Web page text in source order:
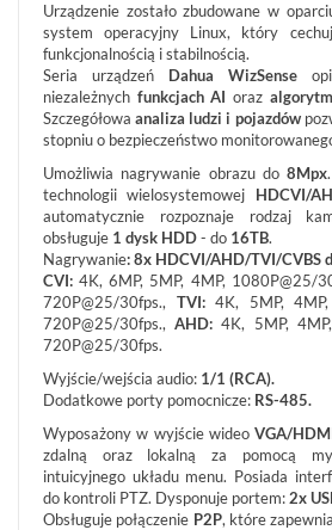
DOSTĘPU
INTELIGENTNY
BUDYNEK
SIECI
LAN,
WLAN
ZASILANIE,
TRANSMISJA,
UPS-
Y
AKCESORIA
WIEŻE
MOBILNE
LICENCJE
BCS
MANAGER
ZESTAWY
WYPRZEDAŻ
(29)
NOWOŚCI
Urządzenie zostało zbudowane w
system operacyjny Linux, który
funkcjonalnością i stabilnością.
Seria urządzeń Dahua WizSense
niezależnych funkcjach AI oraz
Szczegółowa analiza ludzi i pojazdów
stopniu o bezpieczeństwo
Umożliwia nagrywanie obrazu do8Mpx
technologii wielosystemowej HDCVI/
automatycznie rozpoznaje rodzaj
obsługuje 1 dysk HDD- do 16TB.
Nagrywanie: 8x HDCVI/AHD/TVI/CVBS
CVI: 4K, 6MP, 5MP, 4MP, 1080P@25/
720P@25/30fps., TVI: 4K, 5MP,
720P@25/30fps.,AHD: 4K, 5MP,
720P@25/30fps.
Wyjście/wejścia audio: 1/1 (RCA).
Dodatkowe porty pomocnicze: RS-485.
Wyposażony w wyjście wideoVGA/
zdalną oraz lokalną za pomocą
intuicyjnego układu menu. Posiada
do kontroli PTZ. Dysponuje portem:2x
Obsługuje połączenie P2P, które